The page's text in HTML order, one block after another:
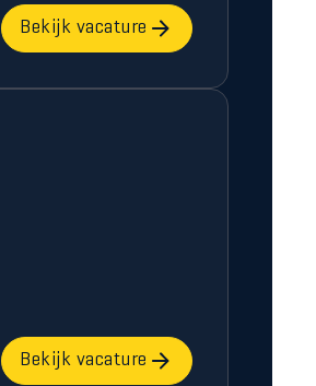
Bekijk vacature
Bekijk vacature